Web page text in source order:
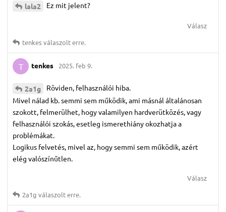
lala2 Ez mit jelent?
Válasz
tenkesválaszolt erre.
T tenkes 2025. feb 9.
2a1g
Röviden, felhasználói hiba.
Mivel nálad kb. semmi sem működik, ami másnál általánosan
szokott, felmerülhet, hogy valamilyen hardverütközés, vagy
felhasználói szokás, esetleg ismerethiány okozhatja a
problémákat.
Logikus felvetés, mivel az, hogy semmi sem működik, azért
elég valószínűtlen.
Válasz
2a1g válaszolt erre.